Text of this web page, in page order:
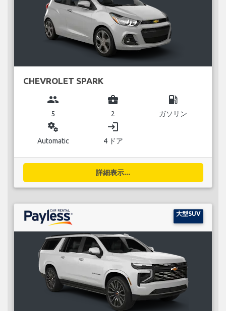
CHEVROLET SPARK
group
5
business_center
2
local_gas_station
ガソリン
miscellaneous_services
Automatic
login
4 ドア
詳細表示...
大型SUV